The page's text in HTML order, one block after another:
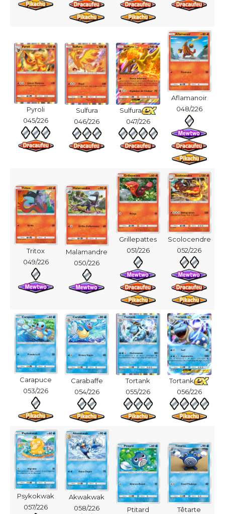
Pyroli
045/226
Sulfura
046/226
Sulfura
047/226
Aflamanoir
048/226
Tritox
049/226
Malamandre
050/226
Grillepattes
051/226
Scolocendre
052/226
Carapuce
053/226
Carabaffe
054/226
Tortank
055/226
Tortank
056/226
Psykokwak
057/226
Akwakwak
058/226
Ptitard
Têtarte